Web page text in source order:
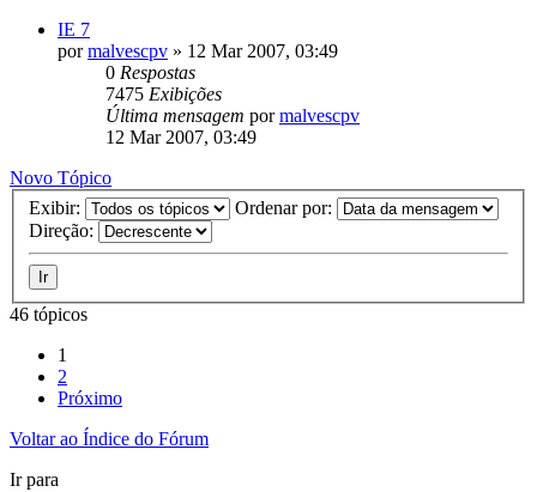
IE 7
pormalvescpv » 12 Mar 2007, 03:49
0 Respostas
7475 Exibições
Última mensagem pormalvescpv
12 Mar 2007, 03:49
Novo Tópico
Exibir:
Ordenar por:
Direção:
46 tópicos
1
2
Próximo
Voltar ao Índice do Fórum
Ir para